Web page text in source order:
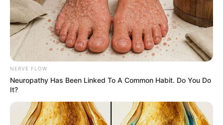
$20,000 In Personal Debt? You're Being Bleed Dry
NERVE FLOW
Neuropathy Has Been Linked To A Common Habit. Do You Do
It?